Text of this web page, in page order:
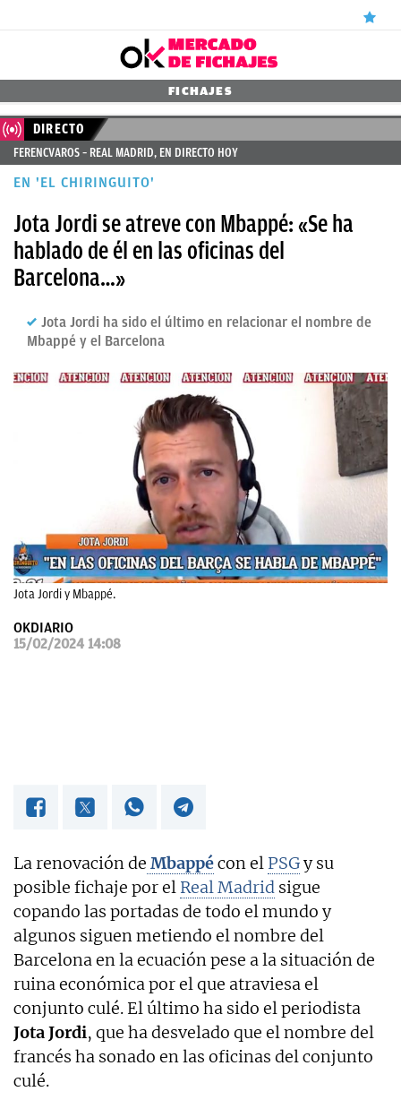
NOTICIAS
REAL
MADRID
BALONCESTO
CANTERA
DIRECTO
FICHAJES
DIRECTO
FERENCVAROS – REAL MADRID, EN DIRECTO HOY
EN 'EL CHIRINGUITO'
Jota Jordi se atreve con Mbappé: «Se ha
hablado de él en las oficinas del
Barcelona…»
Jota Jordi ha sido el último en relacionar el nombre de
Mbappé y el Barcelona
Jota Jordi y Mbappé.
OKDIARIO
15/02/2024 14:08
La renovación de Mbappécon el PSGy su
posible fichaje por el Real Madrid sigue
copando las portadas de todo el mundo y
algunos siguen metiendo el nombre del
Barcelona en la ecuación pese a la situación de
ruina económica por el que atraviesa el
conjunto culé. El último ha sido el periodista
Jota Jordi, que ha desvelado que el nombre del
francés ha sonado en las oficinas del conjunto
culé.